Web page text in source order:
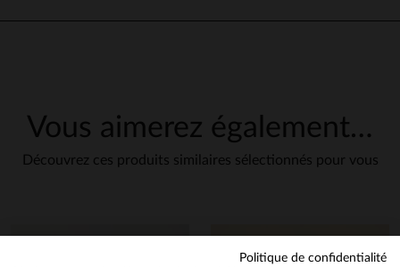
Vous aimerez également…
Découvrez ces produits similaires sélectionnés pour vous
Politique de confidentialité